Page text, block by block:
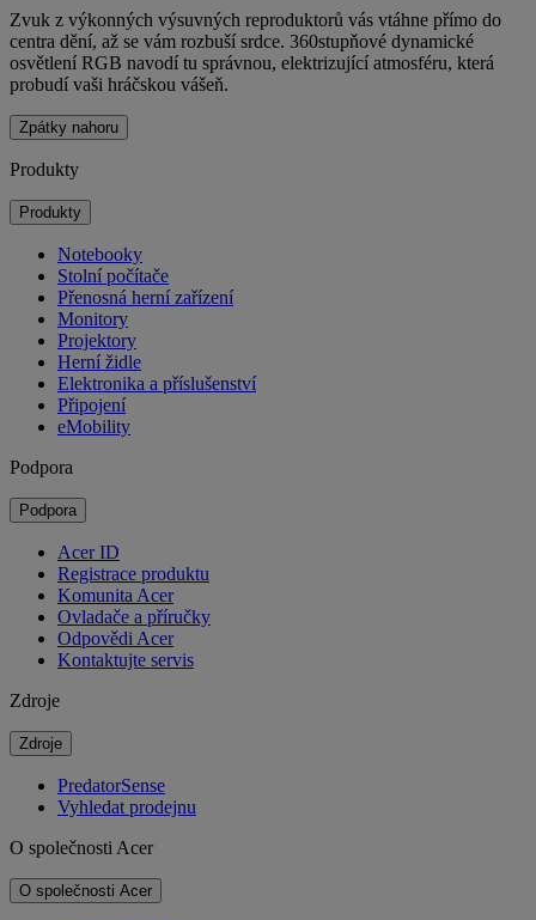
Zvuk z výkonných výsuvných reproduktorů vás vtáhne přímo do
centra dění, až se vám rozbuší srdce. 360stupňové dynamické
osvětlení RGB navodí tu správnou, elektrizující atmosféru, která
probudí vaši hráčskou vášeň.
Zpátky nahoru
Produkty
Produkty
Notebooky
Stolní počítače
Přenosná herní zařízení
Monitory
Projektory
Herní židle
Elektronika a příslušenství
Připojení
eMobility
Podpora
Podpora
Acer ID
Registrace produktu
Komunita Acer
Ovladače a příručky
Odpovědi Acer
Kontaktujte servis
Zdroje
Zdroje
PredatorSense
Vyhledat prodejnu
O společnosti Acer
O společnosti Acer